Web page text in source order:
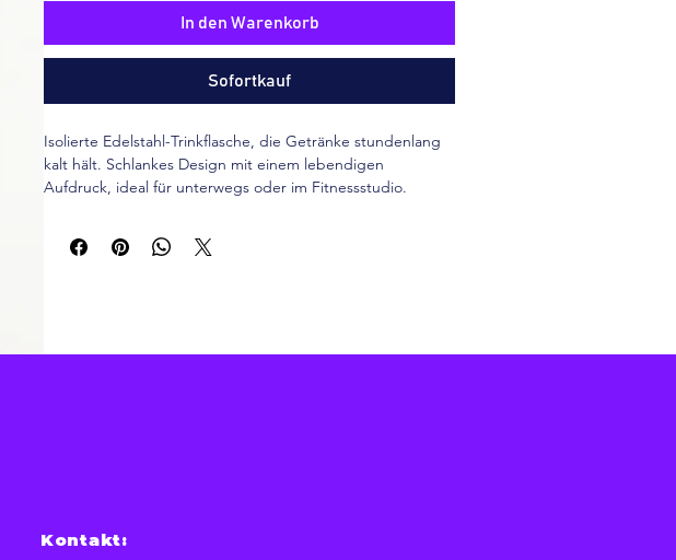
In den Warenkorb
Sofortkauf
Isolierte Edelstahl-Trinkflasche, die Getränke stundenlang
kalt hält. Schlankes Design mit einem lebendigen
Aufdruck, ideal für unterwegs oder im Fitnessstudio.
Kontakt: